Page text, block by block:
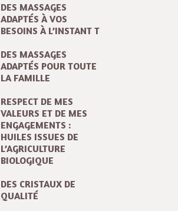
DES MASSAGES
ADAPTÉS À VOS
BESOINS À L’INSTANT T
DES MASSAGES
ADAPTÉS POUR TOUTE
LA FAMILLE
RESPECT DE MES
VALEURS ET DE MES
ENGAGEMENTS :
HUILES ISSUES DE
L’AGRICULTURE
BIOLOGIQUE
DES CRISTAUX DE
QUALITÉ